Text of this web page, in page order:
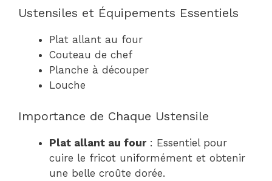
Ustensiles et Équipements Essentiels
Plat allant au four
Couteau de chef
Planche à découper
Louche
Importance de Chaque Ustensile
Plat allant au four: Essentiel pour
cuire le fricot uniformément et obtenir
une belle croûte dorée.